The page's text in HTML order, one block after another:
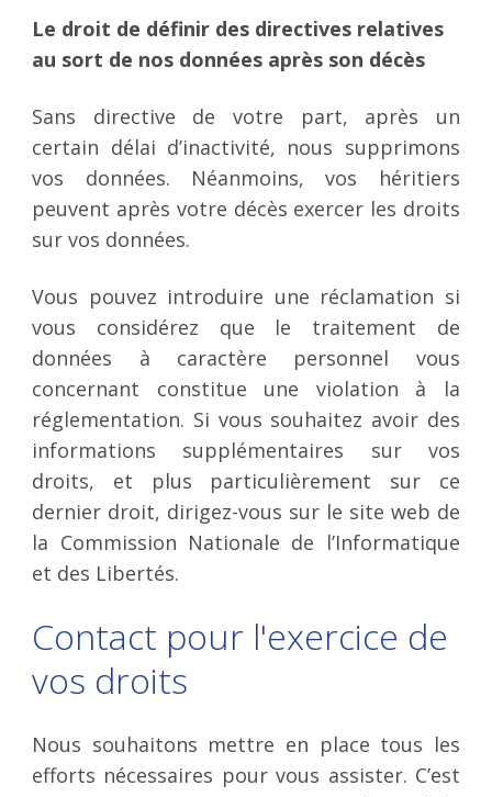
Le droit de définir des directives relatives
au sort de nos données après son décès
Sans directive de votre part, après un
certain délai d’inactivité, nous supprimons
vos données. Néanmoins, vos héritiers
peuvent après votre décès exercer les droits
sur vos données.
Vous pouvez introduire une réclamation si
vous considérez que le traitement de
données à caractère personnel vous
concernant constitue une violation à la
réglementation. Si vous souhaitez avoir des
informations supplémentaires sur vos
droits, et plus particulièrement sur ce
dernier droit, dirigez-vous sur le site web de
la Commission Nationale de l’Informatique
et des Libertés.
Contact pour l'exercice de
vos droits
Nous souhaitons mettre en place tous les
efforts nécessaires pour vous assister. C’est